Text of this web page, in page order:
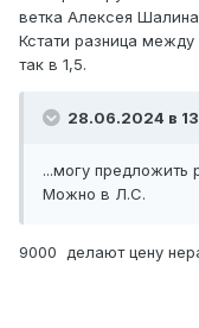
ветка Алексея
Кстати разница
так в 1,5.
28.06.2024 в
...могу предложить
Можно в Л.С.
9000 делают цену